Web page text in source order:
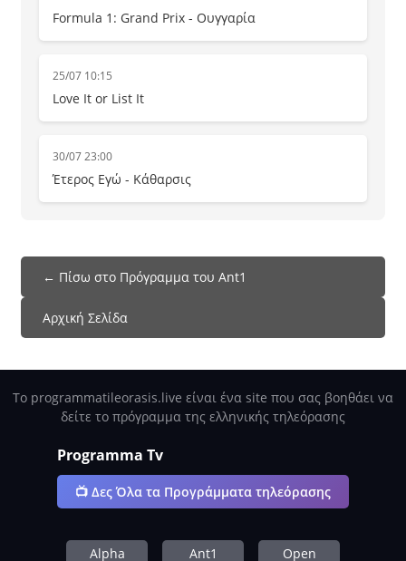
Formula 1: Grand Prix - Ουγγαρία
25/07 10:15
Love It or List It
30/07 23:00
Έτερος Εγώ - Κάθαρσις
← Πίσω στο Πρόγραμμα του Ant1
Αρχική Σελίδα
Το programmatileorasis.live είναι ένα site που σας βοηθάει να
δείτε το πρόγραμμα της ελληνικής τηλεόρασης
Programma Tv
📺 Δες Όλα τα Προγράμματα τηλεόρασης
Alpha Ant1 Open